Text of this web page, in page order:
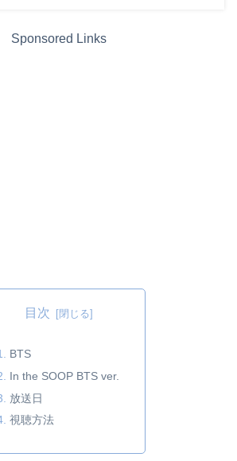
Sponsored Links
目次
BTS
In the SOOP BTS ver.
放送日
視聴方法